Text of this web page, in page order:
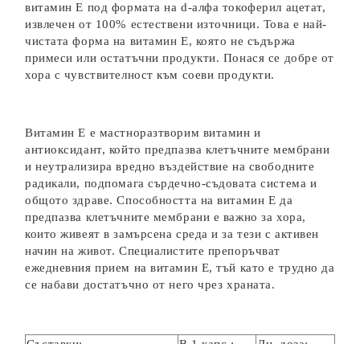
витамин Е под формата на d-алфа токоферил ацетат,
извлечен от 100% естествени източници. Това е най-
чистата форма на витамин Е, която не съдържа
примеси или остатъчни продукти. Понася се добре от
хора с чувствителност към соеви продукти.
Витамин Е е мастноразтворим витамин и
антиоксидант, който предпазва клетъчните мембрани
и неутрализира вредно въздействие на свободните
радикали, подпомага сърдечно-съдовата система и
общото здраве. Способността на витамин Е да
предпазва клетъчните мембрани е важно за хора,
които живеят в замърсена среда и за тези с активен
начин на живот. Специалистите препоръчват
ежедневния прием на витамин Е, тъй като е трудно да
се набави достатъчно от него чрез храната.